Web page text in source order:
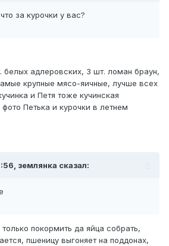
за курочки у вас?
белых адлеровских, 3 шт. ломан браун,
крупные мясо-яичные, лучше всех
и Петя тоже кучинская
Петька и курочки в летнем
землянка сказал:
покормить да яйца собрать,
пшеницу выгоняет на поддонах,